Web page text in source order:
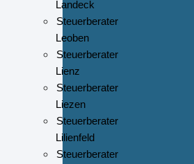
Landeck
Steuerberater
Leoben
Steuerberater
Lienz
Steuerberater
Liezen
Steuerberater
Lilienfeld
Steuerberater